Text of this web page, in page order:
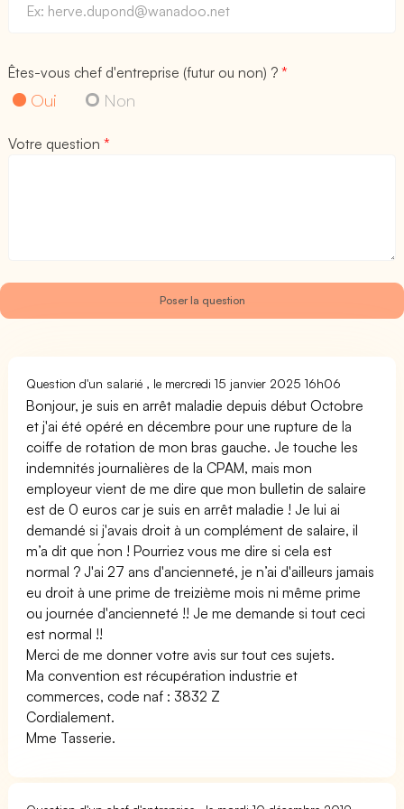
Êtes-vous chef d'entreprise (futur ou non) ?*
Oui Non
Votre question*
Question d'un salarié , le mercredi 15 janvier 2025 16h06
Bonjour, je suis en arrêt maladie depuis début Octobre
et j'ai été opéré en décembre pour une rupture de la
coiffe de rotation de mon bras gauche. Je touche les
indemnités journalières de la CPAM, mais mon
employeur vient de me dire que mon bulletin de salaire
est de 0 euros car je suis en arrêt maladie ! Je lui ai
demandé si j'avais droit à un complément de salaire, il
m’a dit que ́non ! Pourriez vous me dire si cela est
normal ? J'ai 27 ans d'ancienneté, je n’ai d'ailleurs jamais
eu droit à une prime de treizième mois ni même prime
ou journée d'ancienneté !! Je me demande si tout ceci
est normal !!
Merci de me donner votre avis sur tout ces sujets.
Ma convention est récupération industrie et
commerces, code naf : 3832 Z
Cordialement.
Mme Tasserie.